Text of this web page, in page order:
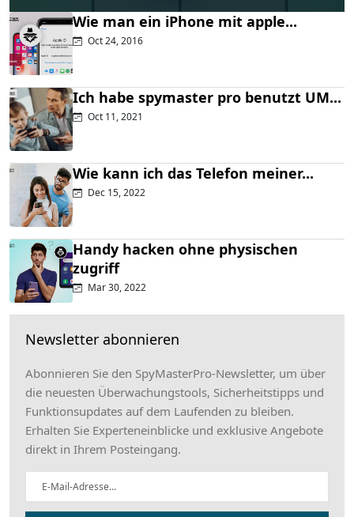
Wie man ein iPhone mit apple...
Oct 24, 2016
Ich habe spymaster pro benutzt UM...
Oct 11, 2021
Wie kann ich das Telefon meiner...
Dec 15, 2022
Handy hacken ohne physischen
zugriff
Mar 30, 2022
Newsletter abonnieren
Abonnieren Sie den SpyMasterPro-Newsletter, um über
die neuesten Überwachungstools, Sicherheitstipps und
Funktionsupdates auf dem Laufenden zu bleiben.
Erhalten Sie Experteneinblicke und exklusive Angebote
direkt in Ihrem Posteingang.